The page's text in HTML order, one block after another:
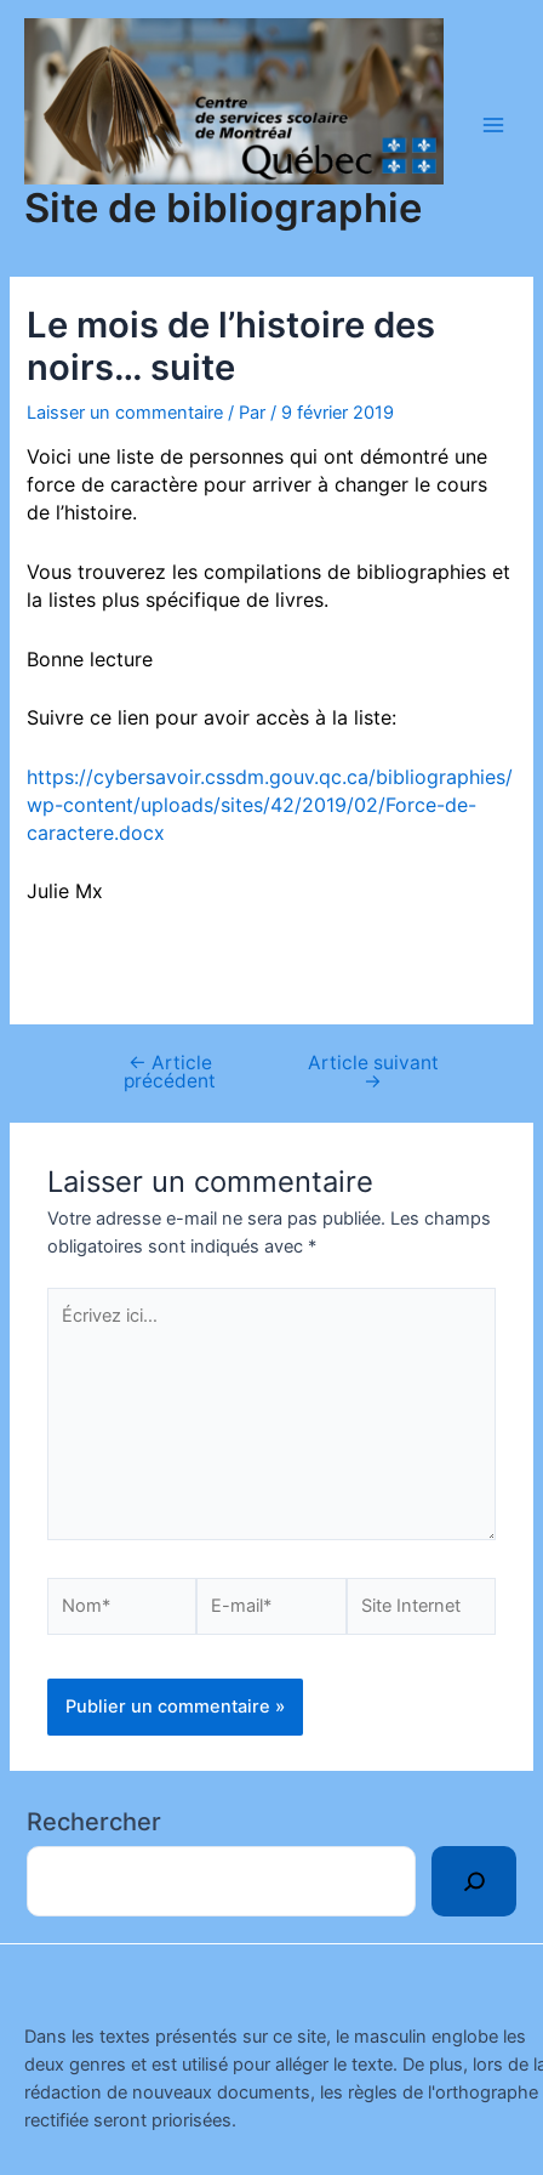
contenu
Site de bibliographie
Le mois de l’histoire des
noirs… suite
Laisser un commentaire / Par/ 9 février 2019
Voici une liste de personnes qui ont démontré une
force de caractère pour arriver à changer le cours
de l’histoire.
Vous trouverez les compilations de bibliographies et
la listes plus spécifique de livres.
Bonne lecture
Suivre ce lien pour avoir accès à la liste:
https://cybersavoir.cssdm.gouv.qc.ca/bibliographies/
wp-content/uploads/sites/42/2019/02/Force-de-
caractere.docx
Julie Mx
Navigation
l’article
← Article
précédent
Article suivant
→
Laisser un commentaire
Votre adresse e-mail ne sera pas publiée. Les champs
obligatoires sont indiqués avec *
Écrivez
ici…
mail*
Internet
Rechercher
Dans les textes présentés sur ce site, le masculin englobe les
deux genres et est utilisé pour alléger le texte. De plus, lors de
rédaction de nouveaux documents, les règles de l'orthographe
rectifiée seront priorisées.